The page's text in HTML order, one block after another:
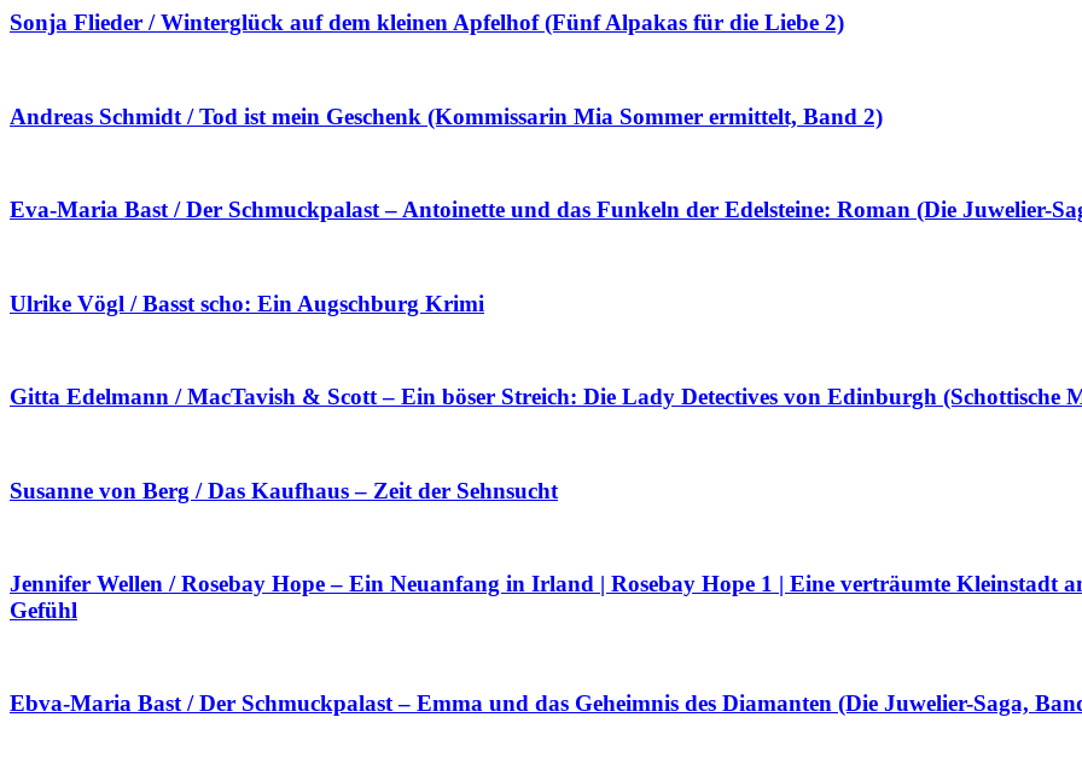
Sonja Flieder / Winterglück auf dem kleinen Apfelhof (Fünf Alpakas für die Liebe 2)
Andreas Schmidt / Tod ist mein Geschenk (Kommissarin Mia Sommer ermittelt, Band 2)
Eva-Maria Bast / Der Schmuckpalast – Antoinette und das Funkeln der Edelsteine: Roman (Die Juwelier-
Ulrike Vögl / Basst scho: Ein Augschburg Krimi
Gitta Edelmann / MacTavish & Scott – Ein böser Streich: Die Lady Detectives von Edinburgh (Schottische
Susanne von Berg / Das Kaufhaus – Zeit der Sehnsucht
Jennifer Wellen / Rosebay Hope – Ein Neuanfang in Irland | Rosebay Hope 1 | Eine verträumte Kleinstadt
Gefühl
Ebva-Maria Bast / Der Schmuckpalast – Emma und das Geheimnis des Diamanten (Die Juwelier-Saga,